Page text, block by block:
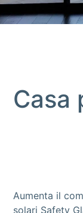
Casa
Aumenta il
solari Safety